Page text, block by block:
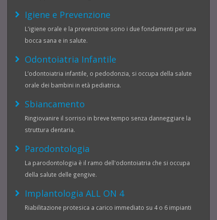
Igiene e Prevenzione
L'igiene orale e la prevenzione sono i due fondamenti per una
bocca sana e in salute.
Odontoiatria Infantile
L’odontoiatria infantile, o pedodonzia, si occupa della salute
orale dei bambini in età pediatrica.
Sbiancamento
Ringiovanire il sorriso in breve tempo senza danneggiare la
struttura dentaria.
Parodontologia
La parodontologia è il ramo dell'odontoiatria che si occupa
della salute delle gengive.
Implantologia ALL ON 4
Riabilitazione protesica a carico immediato su 4 o 6 impianti